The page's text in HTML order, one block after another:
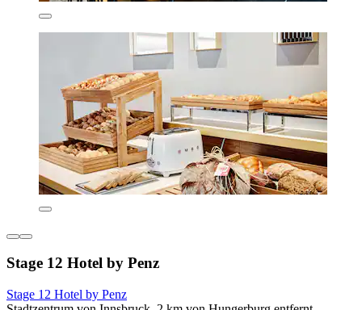
Stage 12 Hotel by Penz
Stage 12 Hotel by Penz